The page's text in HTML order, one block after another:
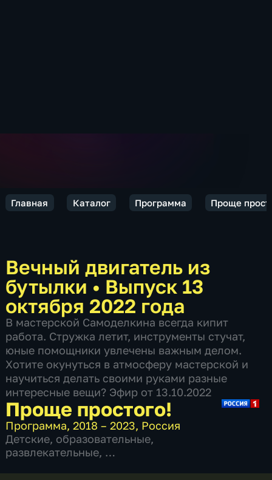
Главная Каталог Программа Проще
Вечный двигатель из
бутылки • Выпуск 13
октября 2022 года
В мастерской Самоделкина всегда кипит
работа. Стружка летит, инструменты стучат,
юные помощники увлечены важным делом.
Хотите окунуться в атмосферу мастерской и
научиться делать своими руками разные
интересные вещи? Эфир от 13.10.2022
Проще простого!
Программа,2018 – 2023, Россия
Детские, образовательные,
развлекательные,